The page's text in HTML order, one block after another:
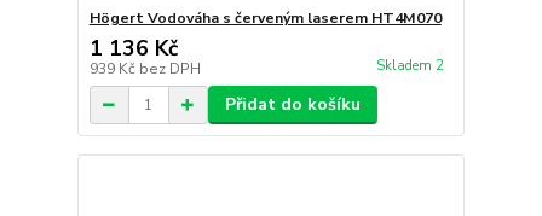
Högert Vodováha s červeným laserem HT4M070
1 136 Kč
939 Kč bez DPH Skladem 2
Přidat do košíku